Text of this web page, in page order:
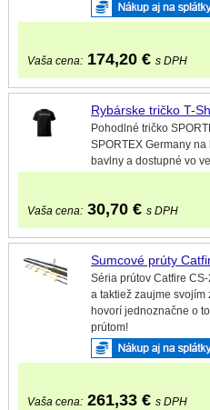
Vaša cena: 174,20 € s DPH
Rybárske tričko T-
Pohodlné tričko
SPORTEX Germany
bavlny a dostupné vo
Vaša cena: 30,70 € s DPH
Sumcové prúty
Séria prútov Catfire
a taktiež zaujme svojím
hovorí jednoznačne o
prútom!
Vaša cena: 261,33 € s DPH